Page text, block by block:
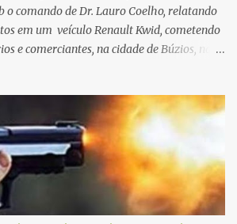
o comando de Dr. Lauro Coelho, relatando
em um veículo Renault Kwid, cometendo
e comerciantes, na cidade de Búzios, na
Um dos detidos é policial civil e este foi
de tiros . Na ocorrência, três armas,
fuzil, foram apreendidas. O homem
como Claudio Bastos, conhecido no meio